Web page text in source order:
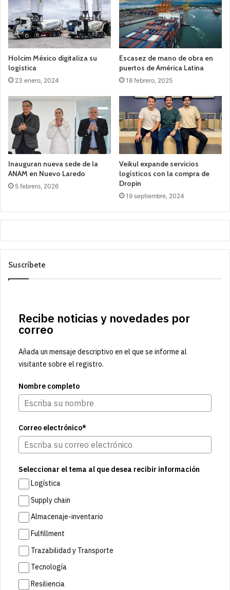
Holcim México digitaliza su
logística
23 enero, 2024
Escasez de mano de obra en
puertos de América Latina
18 febrero, 2025
Inauguran nueva sede de la
ANAM en Nuevo Laredo
5 febrero, 2026
Veikul expande servicios
logísticos con la compra de
Dropin
19 septiembre, 2024
Suscríbete
Recibe noticias y novedades por
correo
Añada un mensaje descriptivo en el que se informe al
visitante sobre el registro.
Nombre completo
Correo electrónico*
Seleccionar el tema al que desea recibir información
Logística
Supply chain
Almacenaje-inventario
Fulfillment
Trazabilidad y Transporte
Tecnología
Resiliencia